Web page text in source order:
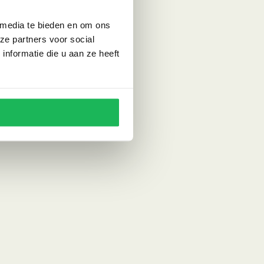
te bieden en om ons
partners voor social
die u aan ze heeft